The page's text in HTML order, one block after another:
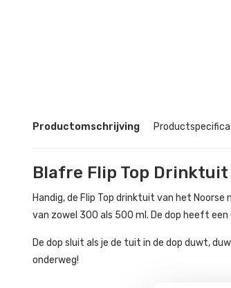
Productomschrijving
Blafre Flip Top
Handig, de Flip Top drinktuit van het
van zowel 300 als 500 ml. De dop heeft
De dop sluit als je de tuit in de dop duwt,
onderweg!